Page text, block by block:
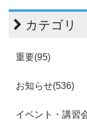
カテゴリ
重要(95)
お知らせ(536)
イベント・講習